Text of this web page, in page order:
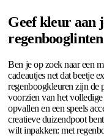
Geef kleur aan
regenbooglinten
Ben je op zoek naar een
cadeautjes net dat beetje
regenboogkleuren zijn de
voorzien van het
opvallen en een speels
creatieve duizendpoot
wilt inpakken: met